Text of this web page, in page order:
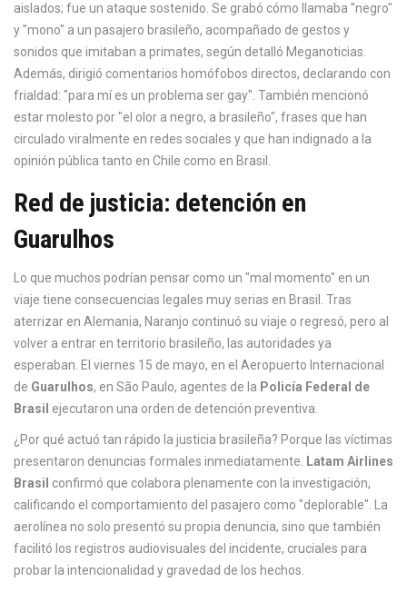
aislados; fue un ataque sostenido. Se grabó cómo llamaba "negro"
y "mono" a un pasajero brasileño, acompañado de gestos y
sonidos que imitaban a primates, según detalló Meganoticias.
Además, dirigió comentarios homófobos directos, declarando con
frialdad: "para mí es un problema ser gay". También mencionó
estar molesto por "el olor a negro, a brasileño", frases que han
circulado viralmente en redes sociales y que han indignado a la
opinión pública tanto en Chile como en Brasil.
Red de justicia: detención en
Guarulhos
Lo que muchos podrían pensar como un "mal momento" en un
viaje tiene consecuencias legales muy serias en Brasil. Tras
aterrizar en Alemania, Naranjo continuó su viaje o regresó, pero al
volver a entrar en territorio brasileño, las autoridades ya
esperaban. El viernes 15 de mayo, en el Aeropuerto Internacional
de Guarulhos, en São Paulo, agentes de la Policía Federal de
Brasil ejecutaron una orden de detención preventiva.
¿Por qué actuó tan rápido la justicia brasileña? Porque las víctimas
presentaron denuncias formales inmediatamente.
Latam Airlines
Brasil confirmó que colabora plenamente con la investigación,
calificando el comportamiento del pasajero como "deplorable". La
aerolínea no solo presentó su propia denuncia, sino que también
facilitó los registros audiovisuales del incidente, cruciales para
probar la intencionalidad y gravedad de los hechos.